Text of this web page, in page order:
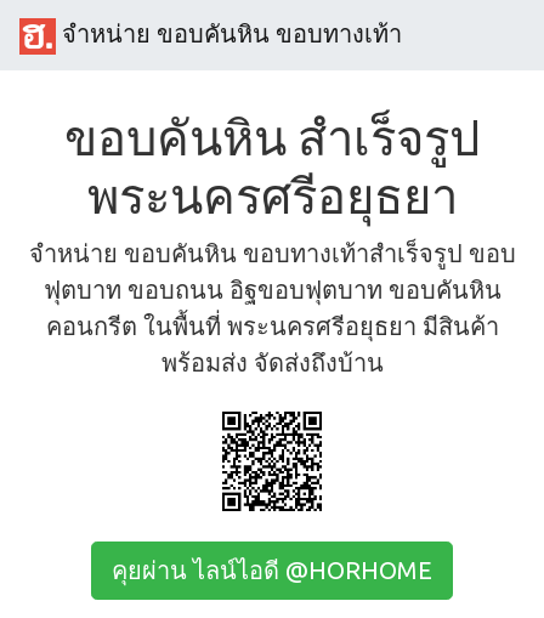
จำหน่าย ขอบคันหิน ขอบทางเท้า
ขอบคันหิน สำเร็จรูป
พระนครศรีอยุธยา
จำหน่าย ขอบคันหิน ขอบทางเท้าสำเร็จรูป ขอบ
ฟุตบาท ขอบถนน อิฐขอบฟุตบาท ขอบคันหิน
คอนกรีต ในพื้นที่ พระนครศรีอยุธยา มีสินค้า
พร้อมส่ง จัดส่งถึงบ้าน
คุยผ่าน ไลน์ไอดี @HORHOME